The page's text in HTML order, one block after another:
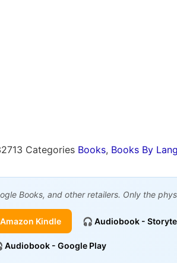
Categories Books, Books By
Books, and other retailers. Only the
Kindle 🎧 Audiobook -
Audiobook - Google Play